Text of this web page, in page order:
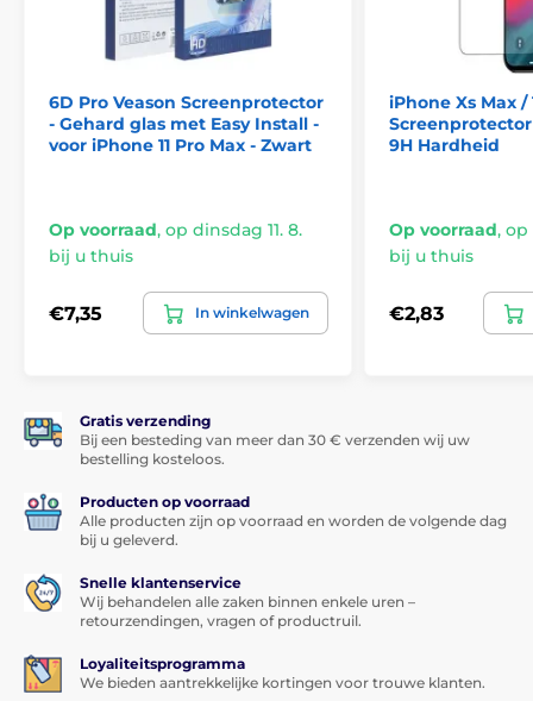
Deze 5D gehard glas screenprotector voor iPhone XS
Max / 11 Pro Max is voorzien van een speciale oleofobe
smartphone blijft zovrij van vingerafdrukken en vuil
die er normaal gesproken aan blijven kleven.
Iedereen kan het aanbrengen
Een ander groot voordeel van deze 5D gehard glas
screenprotector voor iPhone XS Max is de
zeer
eenvoudige applicatie. Dankzij de
Perfecte hechting
In tegenstelling tot sommige andere gehard glas
screenprotectors is
het volledige oppervlak
gehard glas screenprotector voor iPhone XS Max
bedekt met adhesieve lijm
glas screenprotector garandeert. Er is dus geen risico
dat de randen van de beschermende screenprotector
loslaten of omhoog komen.
Inhoud van de verpakking:
6D Pro Veason Screenprotector
- Gehard glas met Easy Install -
voor iPhone 11 Pro Max - Zwart
Op voorraad, op dinsdag 11. 8.
bij u thuis
€7,35 In winkelwagen
iPhone Xs Max /
9H Hardheid
Op voorraad, op
bij u thuis
€2,83
Gratis verzending
Bij een besteding van meer dan 30 € verzenden wij uw
bestelling kosteloos.
Producten op voorraad
Alle producten zijn op voorraad en worden de volgende dag
bij u geleverd.
Snelle klantenservice
Wij behandelen alle zaken binnen enkele uren –
retourzendingen, vragen of productruil.
Loyaliteitsprogramma
We bieden aantrekkelijke kortingen voor trouwe klanten.